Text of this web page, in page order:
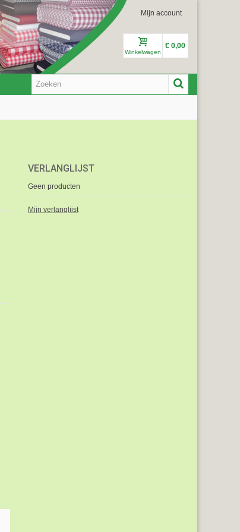
Mijn account
Winkelwagen
€ 0,00
VERLANGLIJST
Geen producten
Mijn verlanglijst